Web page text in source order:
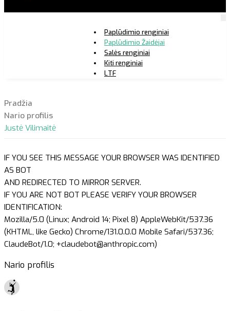
Paplūdimio renginiai
Paplūdimio Žaidėjai
Salės renginiai
Kiti renginiai
LTF
Pradžia
Nario profilis
Justė Vilimaitė
IF YOU SEE THIS MESSAGE YOUR BROWSER WAS IDENTIFIED
AS BOT
AND REDIRECTED TO MIRROR SERVER.
IF YOU ARE NOT BOT PLEASE VERIFY YOUR BROWSER
IDENTIFICATION:
Mozilla/5.0 (Linux; Android 14; Pixel 8) AppleWebKit/537.36
(KHTML, like Gecko) Chrome/131.0.0.0 Mobile Safari/537.36;
ClaudeBot/1.0; +claudebot@anthropic.com)
Nario profilis